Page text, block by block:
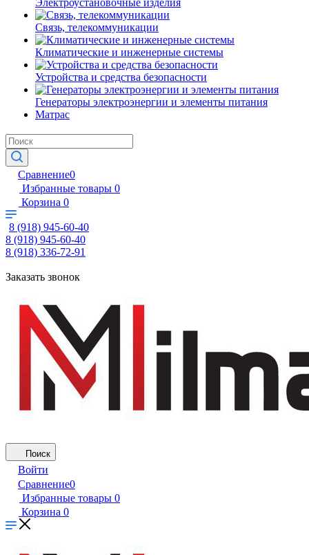
Электроустановочные изделия
Связь, телекоммуникации
Климатические и инженерные системы
Устройства и средства безопасности
Генераторы электроэнергии и элементы питания
Матрас
Сравнение0
Избранные товары 0
Корзина 0
8 (918) 945-60-40
8 (918) 945-60-40
8 (918) 336-72-91
Заказать звонок
Поиск
Войти
Сравнение0
Избранные товары 0
Корзина 0